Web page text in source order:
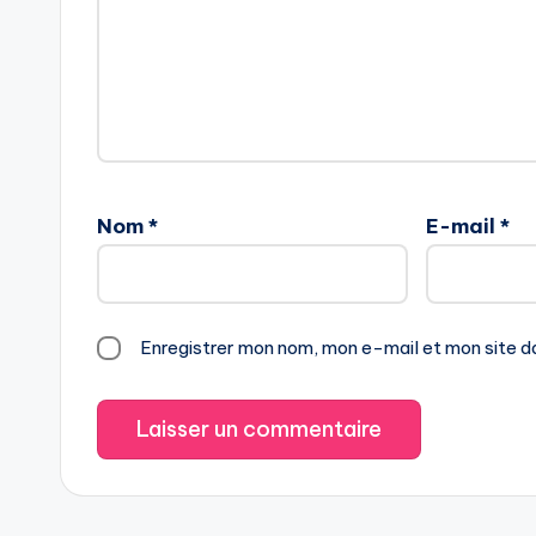
Nom* E-mail *
Enregistrer mon nom, mon e-mail et mon site